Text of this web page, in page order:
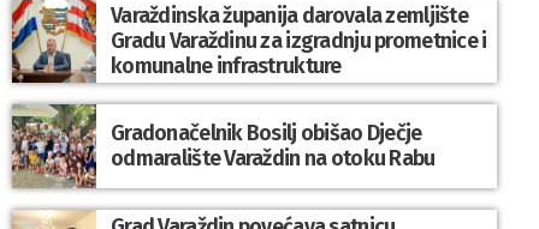
Varaždinska županija darovala zemljište
Gradu Varaždinu za izgradnju prometnice i
komunalne infrastrukture
Gradonačelnik Bosilj obišao Dječje
odmaralište Varaždin na otoku Rabu